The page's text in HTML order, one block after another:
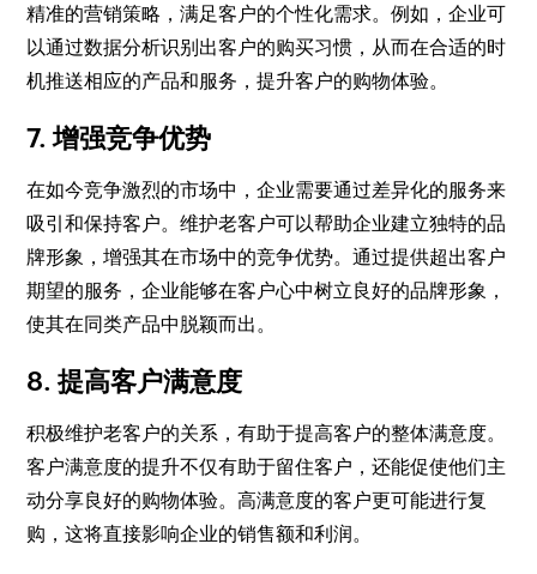
精准的营销策略，满足客户的个性化需求。例如，企业可
以通过数据分析识别出客户的购买习惯，从而在合适的时
机推送相应的产品和服务，提升客户的购物体验。
7. 增强竞争优势
在如今竞争激烈的市场中，企业需要通过差异化的服务来
吸引和保持客户。维护老客户可以帮助企业建立独特的品
牌形象，增强其在市场中的竞争优势。通过提供超出客户
期望的服务，企业能够在客户心中树立良好的品牌形象，
使其在同类产品中脱颖而出。
8. 提高客户满意度
积极维护老客户的关系，有助于提高客户的整体满意度。
客户满意度的提升不仅有助于留住客户，还能促使他们主
动分享良好的购物体验。高满意度的客户更可能进行复
购，这将直接影响企业的销售额和利润。